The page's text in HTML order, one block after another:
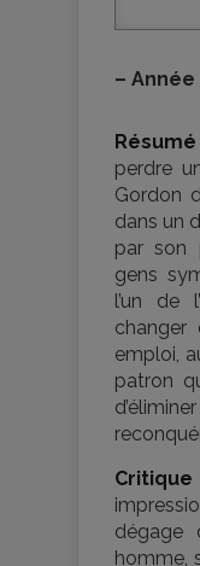
– Année
perdre
Gordon
dans un
par son
gens
l’un de
emploi,
patron
dégage
homme,